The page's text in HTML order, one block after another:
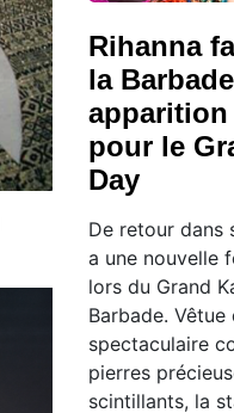
Rihanna
la
pour le
Day
De retour dans
a une nouvelle
lors du Grand
Barbade. Vêtue
spectaculaire
pierres
scintillants, la